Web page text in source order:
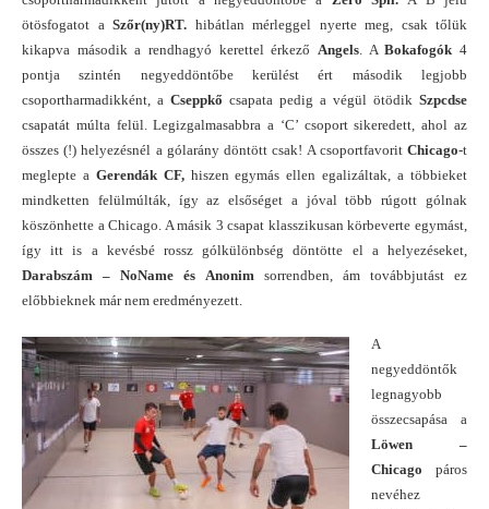
ötösfogatot a Szőr(ny)RT. hibátlan mérleggel nyerte meg, csak tőlük
kikapva második a rendhagyó kerettel érkező Angels . ABokafogók 4
pontja szintén negyeddöntőbe kerülést ért második legjobb
csoportharmadikként, a Cseppkő csapata pedig a végül ötödik Szpcdse
csapatát múlta felül. Legizgalmasabbra a ‘C’ csoport sikeredett, ahol az
összes (!) helyezésnél a gólarány döntött csak! A csoportfavorit Chicago-t
meglepte a Gerendák CF, hiszen egymás ellen egalizáltak, a többieket
mindketten felülmúlták, így az elsőséget a jóval több rúgott gólnak
köszönhette a Chicago. A másik 3 csapat klasszikusan körbeverte egymást,
így itt is a kevésbé rossz gólkülönbség döntötte el a helyezéseket,
Darabszám – NoName és Anonim sorrendben, ám továbbjutást ez
előbbieknek már nem eredményezett.
A
negyeddöntők
legnagyobb
összecsapása a
Löwen –
Chicago páros
nevéhez